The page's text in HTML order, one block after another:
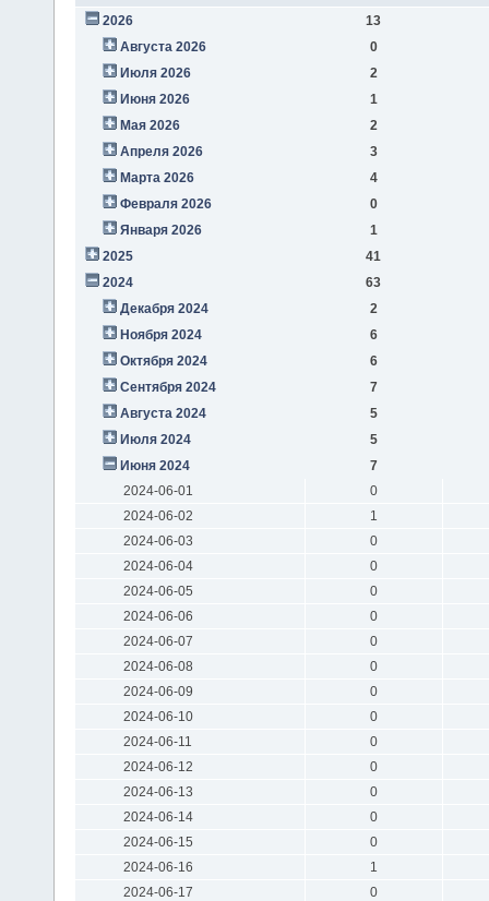
2026
13
Августа 2026
0
Июля 2026
2
Июня 2026
1
Мая 2026
2
Апреля 2026
3
Марта 2026
4
Февраля 2026
0
Января 2026
1
2025
41
2024
63
Декабря 2024
2
Ноября 2024
6
Октября 2024
6
Сентября 2024
7
Августа 2024
5
Июля 2024
5
Июня 2024
7
2024-06-01
0
2024-06-02
1
2024-06-03
0
2024-06-04
0
2024-06-05
0
2024-06-06
0
2024-06-07
0
2024-06-08
0
2024-06-09
0
2024-06-10
0
2024-06-11
0
2024-06-12
0
2024-06-13
0
2024-06-14
0
2024-06-15
0
2024-06-16
1
2024-06-17
0